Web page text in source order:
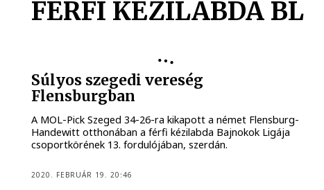
FÉRFI KÉZILABDA BL
Súlyos szegedi vereség
Flensburgban
A MOL-Pick Szeged 34-26-ra kikapott a német Flensburg-
Handewitt otthonában a férfi kézilabda Bajnokok Ligája
csoportkörének 13. fordulójában, szerdán.
2020. FEBRUÁR 19. 20:46